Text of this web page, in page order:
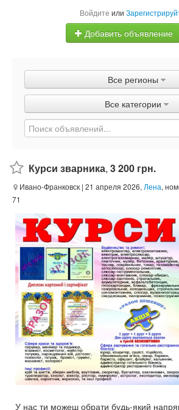
Войдите или
Добавить объявление
Объявления
Быстрая продажа
Все регионы
Все категории
Курси зварника, 3 200 грн.
Ивано-Франковск | 21 апреля 2026, Лена,
71
У нас ти можеш обрати будь-який